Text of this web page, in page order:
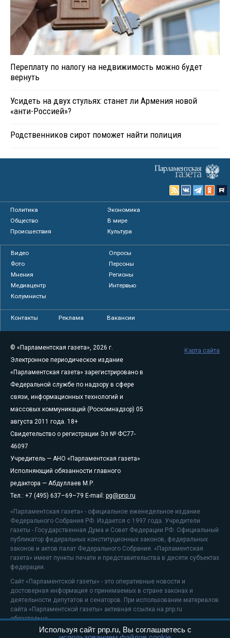
Переплату по налогу на недвижимость можно будет
вернуть
Усидеть на двух стульях: станет ли Армения новой
«анти-Россией»?
Родственников сирот поможет найти полиция
Политика
Экономика
Общество
В мире
Происшествия
Культура
Видео
Опросы
Фото
Персоны
Мнения
Регионы
Медиацентр
Интервью
Колумнисты
Контакты Реклама Вакансии
© «Парламентская газета», 2026 г.
Электронное периодическое издание
«Парламентская газета» зарегистрировано в
Федеральной службе по надзору в сфере
связи, информационных технологий и
массовых коммуникаций (Роскомнадзор) 05
августа 2011 года. 18+
Свидетельство о регистрации Эл № ФС77-
46097
Учредитель — АНО «Парламентская газета»
Исполняющий обязанности главного
редактора — Абдуллаев М.Р.
Тел.: +7 (495) 637–69–79 E-mail: pg@pnp.ru
«Парламентская газета» - официальное еженедельное издание
Федерального Собрания РФ. Издается с 1997 года. Учредители
газеты - Государственная Дума и Совет Федерации РФ. Официальный
публикатор федеральных конституционных законов, федеральных
законов и актов палат Федерального Собрания. «Парламентская
газета» имеет пункты печати и представительства в десяти субъектах
федерации.
Сайт «Парламентской газеты» - это оперативные новости и
достоверная информация о принимаемых в стране законах и
деятельности депутатов и сенаторов. При использовании материалов
сайта «Парламентской газеты» активная ссылка на pnp.ru
обязательна.
На информационном ресурсе применяютсярекомендательные
Карта сайта
Используя сайт pnp.ru, Вы соглашаетесь с